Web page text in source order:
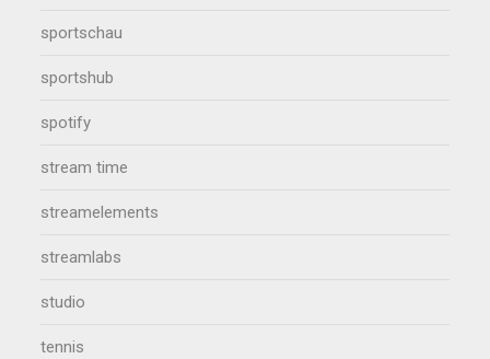
sportschau
sportshub
spotify
stream time
streamelements
streamlabs
studio
tennis